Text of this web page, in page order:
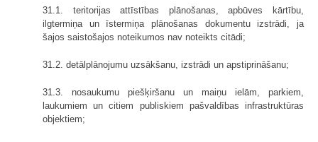
31.1. teritorijas attīstības plānošanas, apbūves kārtību,
ilgtermiņa un īstermiņa plānošanas dokumentu izstrādi, ja
šajos saistošajos noteikumos nav noteikts citādi;
31.2. detālplānojumu uzsākšanu, izstrādi un apstiprināšanu;
31.3. nosaukumu piešķiršanu un maiņu ielām, parkiem,
laukumiem un citiem publiskiem pašvaldības infrastruktūras
objektiem;